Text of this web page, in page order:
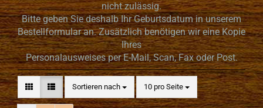
nicht zulässig.
Bitte geben Sie deshalb Ihr Geburtsdatum in unserem
Bestellformular an. Zusätzlich benötigen wir eine Kopie
Ihres
Personalausweises per E-Mail, Scan, Fax oder Post.
Sortieren nach
Sortieren nach 10 pro Seite
pro Seite